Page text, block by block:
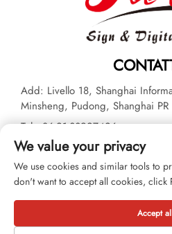
Add: Livello 18, Shanghai
Minsheng, Pudong, Shanghai
Tel:+86-21-33927426
E-mail:[email protected]
Diritto d'autore © 2026 JUTU New
Tutti i diritti riservati. -
We value your privacy
We use cookies and similar tools to
don't want to accept all cookies, click
Accept